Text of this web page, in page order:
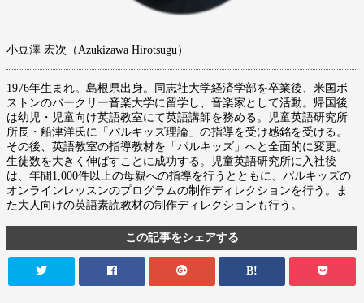
小豆澤 宏次（Azukizawa Hirotsugu）
1976年生まれ。島根県出身。同志社大学経済学部を卒業後、米国ボ
ストンのバークリー音楽大学に留学し、音楽家として活動。帰国後
は幼児・児童向け英語教室にて英語講師を務める。児童英語研究所
所長・船津洋氏に「パルキッズ理論」の指導を受け感銘を受ける。
その後、英語教室の指導教材を「パルキッズ」へと全面的に変更。
生徒数を大きく伸ばすことに成功する。児童英語研究所に入社後
は、年間1,000件以上の母親への指導を行うとともに、パルキッズの
オンラインレッスンのプログラムの制作ディレクションを行う。ま
た大人向けの英語素読教材の制作ディレクションも行う。
この記事をシェアする
B!